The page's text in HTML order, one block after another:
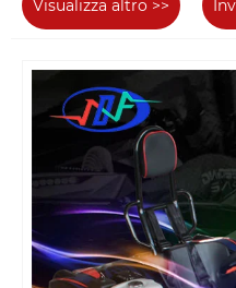
Visualizza altro >>